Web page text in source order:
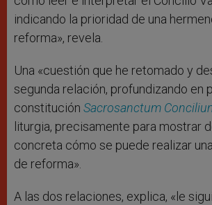
indicando la prioridad de una
reforma», revela.
Una «cuestión que he retomado y
segunda relación, profundizando en
constitución Sacrosanctum
liturgia, precisamente para mostrar
concreta cómo se puede realizar
de reforma».
A las dos relaciones, explica, «le